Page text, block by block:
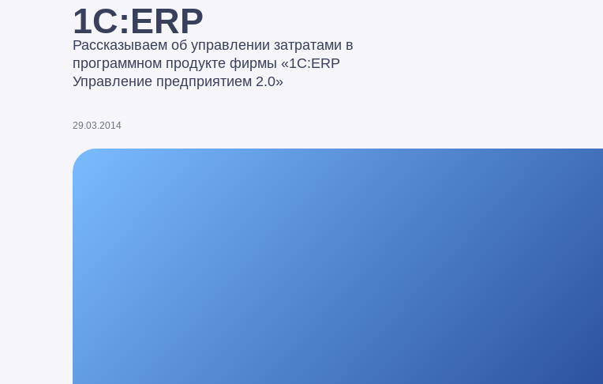
1С:ERP
Рассказываем об управлении затратами в
программном продукте фирмы «1С:ERP
Управление предприятием 2.0»
29.03.2014